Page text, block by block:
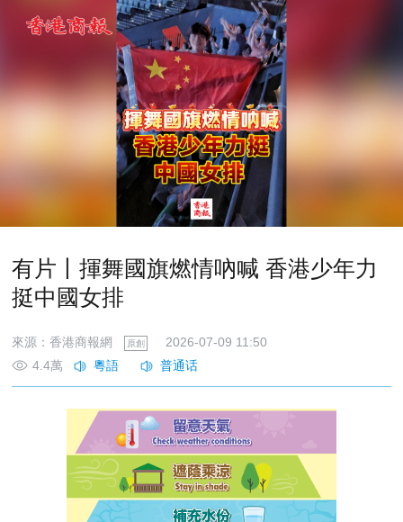
有片丨揮舞國旗燃情吶喊 香港少年力
挺中國女排
來源：香港商報網 原創
2026-07-09 11:50
4.4萬